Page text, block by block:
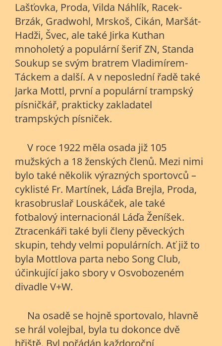
Lašťovka, Proda, Vilda Náhlík, Racek-
Brzák, Gradwohl, Mrskoš, Cikán, Maršát-
Hadži, Švec, ale také Jirka Kuthan
mnoholetý a populární šerif ZN, Standa
Soukup se svým bratrem Vladimírem-
Táckem a další. A v neposlední řadě také
Jarka Mottl, první a populární trampský
písničkář, prakticky zakladatel
trampských písniček.
V roce 1922 měla osada již 105
mužských a 18 ženských členů. Mezi nimi
bylo také několik výrazných sportovců –
cyklisté Fr. Martínek, Láďa Brejla, Proda,
krasobruslař Louskáček, ale také
fotbalový internacionál Láďa Ženíšek.
Ztracenkáři také byli členy pěveckých
skupin, tehdy velmi populárních. Ať již to
byla Mottlova parta nebo Song Club,
účinkující jako sbory v Osvobozeném
divadle V+W.
Na osadě se hojně sportovalo, hlavně
se hrál volejbal, byla tu dokonce dvě
hřiště. Byl pořádán každoroční